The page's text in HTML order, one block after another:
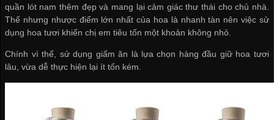
quần lót nam thêm đẹp và mang lại cảm giác thư thái cho chủ nhà.
Thế nhưng nhược điểm lớn nhất của hoa là nhanh tàn nên việc sử
dụng hoa tươi khiến chị em tiêu tốn một khoản không nhỏ.
Chính vì thế, sử dụng giấm ăn là lựa chọn hàng đầu giữ hoa tươi
lâu, vừa dễ thực hiện lại ít tốn kém.